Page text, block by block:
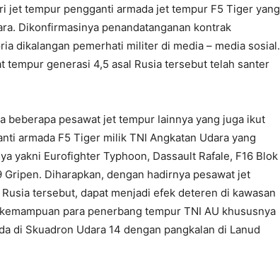
jet tempur pengganti armada jet tempur F5 Tiger yang
Dikonfirmasinya penandatanganan kontrak
dikalangan pemerhati militer di media – media sosial.
tempur generasi 4,5 asal Rusia tersebut telah santer
beberapa pesawat jet tempur lainnya yang juga ikut
armada F5 Tiger milik TNI Angkatan Udara yang
yakni Eurofighter Typhoon, Dassault Rafale, F16 Blok
Diharapkan, dengan hadirnya pesawat jet
tersebut, dapat menjadi efek deteren di kawasan
para penerbang tempur TNI AU khususnya
di Skuadron Udara 14 dengan pangkalan di Lanud